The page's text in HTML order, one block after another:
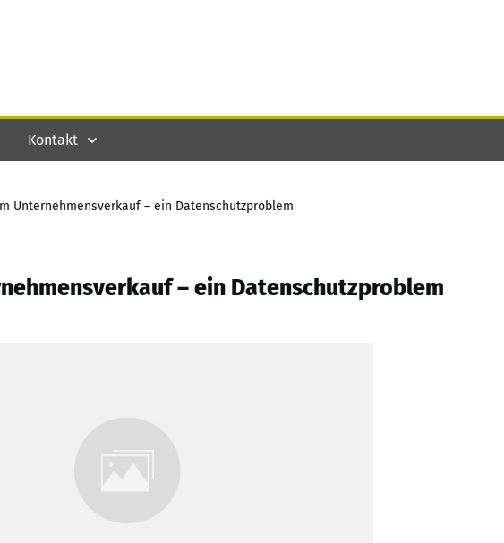
Kontakt
Unternehmensverkauf – ein Datenschutzproblem
– ein Datenschutzproblem